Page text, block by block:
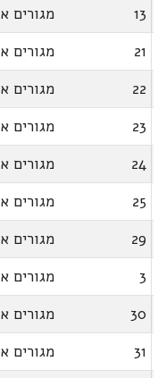
13 מגורים א
21
מגורים א
22
מגורים א
23
מגורים א
24
מגורים א
25
מגורים א
29
מגורים א
3
מגורים א
30
מגורים א
31
מגורים א